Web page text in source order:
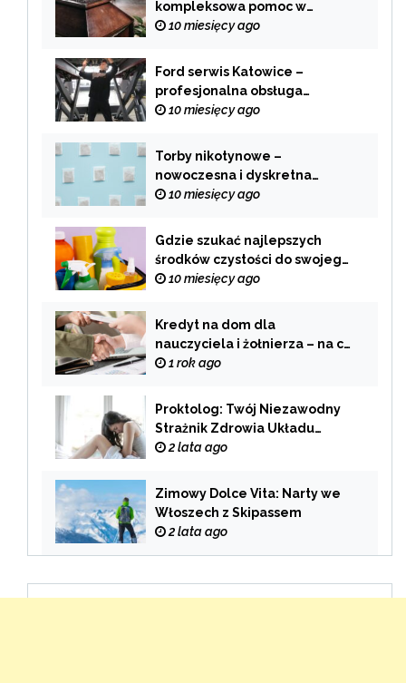
kompleksowa pomoc w
trudnych chwilach
10 miesięcy ago
Ford serwis Katowice –
profesjonalna obsługa
Twojego samochodu
10 miesięcy ago
Torby nikotynowe –
nowoczesna i dyskretna
alternatywa dla tradycyjnego
10 miesięcy ago
Gdzie szukać najlepszych
środków czystości do swojego
domu?
10 miesięcy ago
Kredyt na dom dla
nauczyciela i żołnierza – na co
zwrócić uwagę przy wyborze
1 rok ago
Proktolog: Twój Niezawodny
Strażnik Zdrowia Układu
Pokarmowego
2 lata ago
Zimowy Dolce Vita: Narty we
Włoszech z Skipassem
2 lata ago